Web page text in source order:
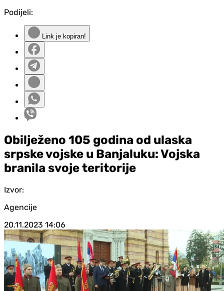
Podijeli:
Link je kopiran!
Obilježeno 105 godina od ulaska
srpske vojske u Banjaluku: Vojska
branila svoje teritorije
Izvor:
Agencije
20.11.2023 14:06